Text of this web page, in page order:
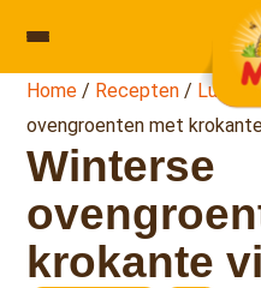
Home/ Recepten/ Lunch
ovengroenten met
Winterse
krokante